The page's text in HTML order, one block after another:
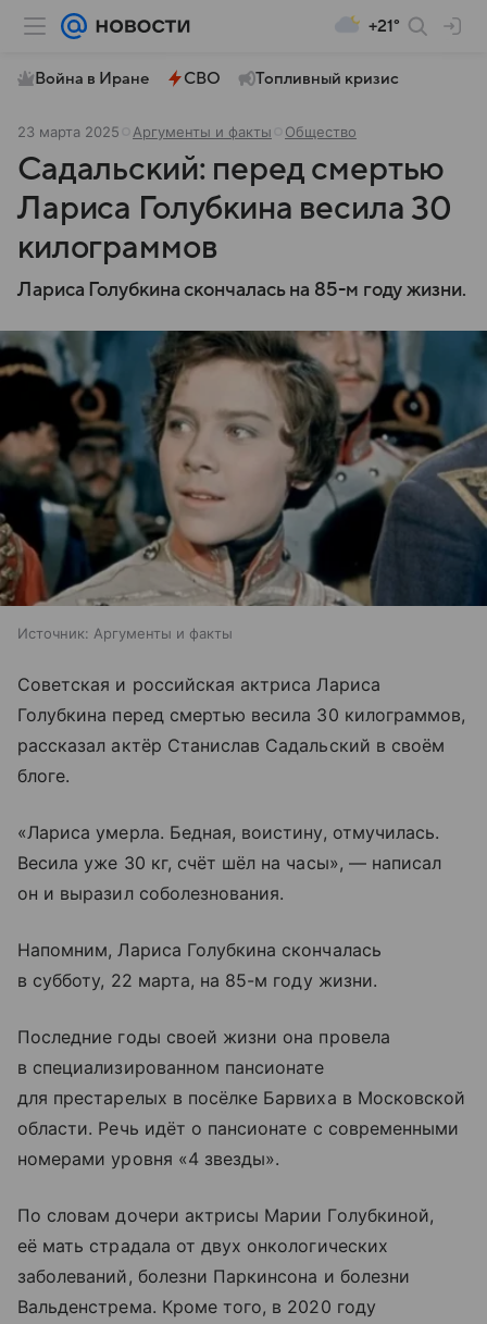
+21°
Война в Иране СВО Топливный кризис
23 марта 2025 Аргументы и факты Общество
Садальский: перед смертью
Лариса Голубкина весила 30
килограммов
Лариса Голубкина скончалась на 85-м году жизни.
Источник: Аргументы и факты
Советская и российская актриса Лариса
Голубкина перед смертью весила 30 килограммов,
рассказал актёр Станислав Садальский в своём
блоге.
«Лариса умерла. Бедная, воистину, отмучилась.
Весила уже 30 кг, счёт шёл на часы», — написал
он и выразил соболезнования.
Напомним, Лариса Голубкина скончалась
в субботу, 22 марта, на 85-м году жизни.
Последние годы своей жизни она провела
в специализированном пансионате
для престарелых в посёлке Барвиха в Московской
области. Речь идёт о пансионате с современными
номерами уровня «4 звезды».
По словам дочери актрисы Марии Голубкиной,
её мать страдала от двух онкологических
заболеваний, болезни Паркинсона и болезни
Вальденстрема. Кроме того, в 2020 году